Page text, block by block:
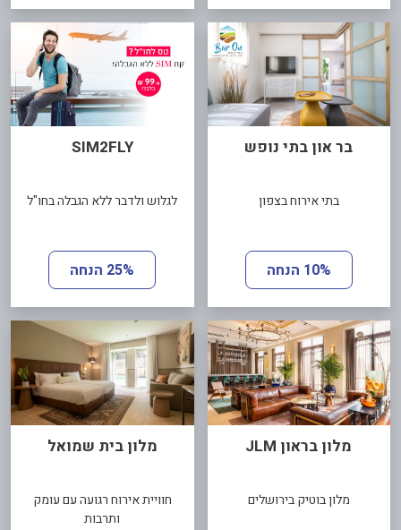
בר און בתי נופש
בתי אירוח בצפון
10% הנחה
SIM2FLY
לגלוש ולדבר ללא הגבלה בחו"ל
25% הנחה
מלון בראון JLM
מלון בוטיק בירושלים
מלון בית שמואל
חוויית אירוח רגועה עם עומק
ותרבות